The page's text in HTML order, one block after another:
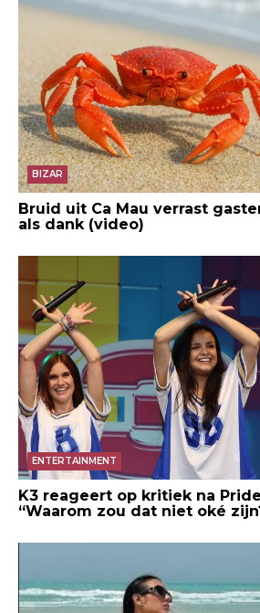
BIZAR
Bruid uit Ca Mau verrast
als dank (video)
ENTERTAINMENT
K3 reageert op kritiek na
“Waarom zou dat niet oké